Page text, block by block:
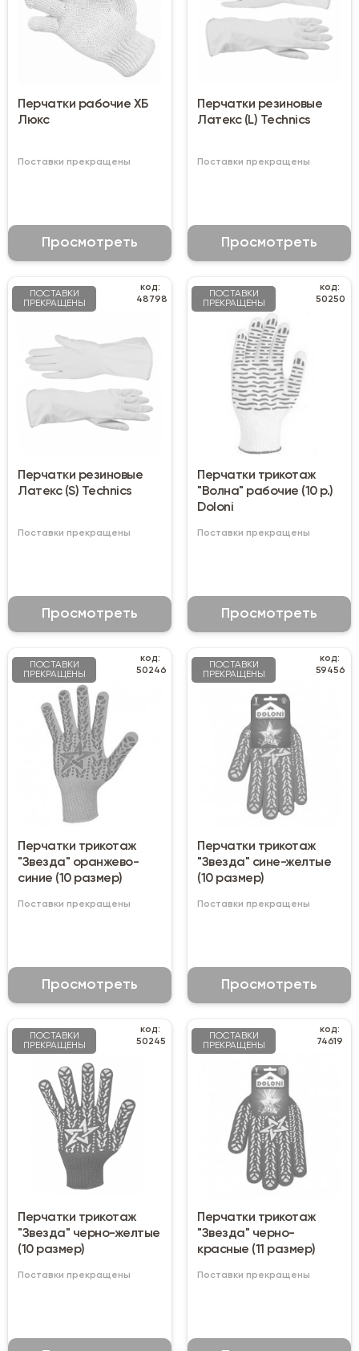
Перчатки рабочие ХБ
Люкс
Поставки прекращены
Просмотреть
Перчатки резиновые
Латекс (L) Technics
Поставки прекращены
Просмотреть
ПОСТАВКИ
ПРЕКРАЩЕНЫ
код:
48798
Перчатки резиновые
Латекс (S) Technics
Поставки прекращены
Просмотреть
ПОСТАВКИ
ПРЕКРАЩЕНЫ
код:
50250
Перчатки трикотаж
"Волна" рабочие (10 р.)
Doloni
Поставки прекращены
Просмотреть
ПОСТАВКИ
ПРЕКРАЩЕНЫ
код:
50246
Перчатки трикотаж
"Звезда" оранжево-
синие (10 размер)
Поставки прекращены
Просмотреть
ПОСТАВКИ
ПРЕКРАЩЕНЫ
код:
59456
Перчатки трикотаж
"Звезда" сине-желтые
(10 размер)
Поставки прекращены
Просмотреть
ПОСТАВКИ
ПРЕКРАЩЕНЫ
код:
50245
Перчатки трикотаж
"Звезда" черно-желтые
(10 размер)
Поставки прекращены
ПОСТАВКИ
ПРЕКРАЩЕНЫ
код:
74619
Перчатки трикотаж
"Звезда" черно-
красные (11 размер)
Поставки прекращены